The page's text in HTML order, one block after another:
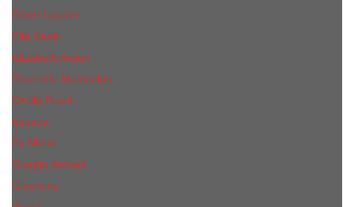
Еsteе Lаudеr
Elie Saab
Elizabeth Arden
Escentric Molecules
Emilio Pucci
Escada
Ex Nihilo
Giorgio Armani
Givenchy